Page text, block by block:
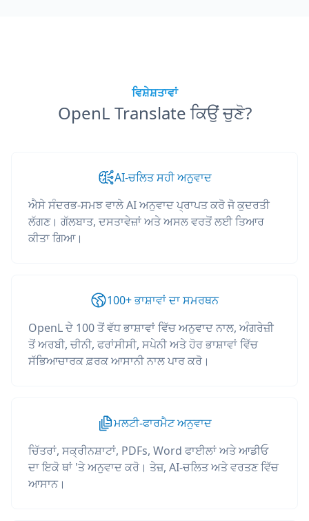
ਵਿਸ਼ੇਸ਼ਤਾਵਾਂ
OpenL Translate ਕਿਉਂ ਚੁਣੋ?
AI-ਚਲਿਤ ਸਹੀ ਅਨੁਵਾਦ
ਐਸੇ ਸੰਦਰਭ-ਸਮਝ ਵਾਲੇ AI ਅਨੁਵਾਦ ਪ੍ਰਾਪਤ ਕਰੋ ਜੋ ਕੁਦਰਤੀ
ਲੱਗਣ। ਗੱਲਬਾਤ, ਦਸਤਾਵੇਜ਼ਾਂ ਅਤੇ ਅਸਲ ਵਰਤੋਂ ਲਈ ਤਿਆਰ
ਕੀਤਾ ਗਿਆ।
100+ ਭਾਸ਼ਾਵਾਂ ਦਾ ਸਮਰਥਨ
OpenL ਦੇ 100 ਤੋਂ ਵੱਧ ਭਾਸ਼ਾਵਾਂ ਵਿੱਚ ਅਨੁਵਾਦ ਨਾਲ, ਅੰਗਰੇਜ਼ੀ
ਤੋਂ ਅਰਬੀ, ਚੀਨੀ, ਫਰਾਂਸੀਸੀ, ਸਪੇਨੀ ਅਤੇ ਹੋਰ ਭਾਸ਼ਾਵਾਂ ਵਿੱਚ
ਸੱਭਿਆਚਾਰਕ ਫ਼ਰਕ ਆਸਾਨੀ ਨਾਲ ਪਾਰ ਕਰੋ।
ਮਲਟੀ-ਫਾਰਮੈਟ ਅਨੁਵਾਦ
ਚਿੱਤਰਾਂ, ਸਕ੍ਰੀਨਸ਼ਾਟਾਂ, PDFs, Word ਫਾਈਲਾਂ ਅਤੇ ਆਡੀਓ
ਦਾ ਇਕੋ ਥਾਂ 'ਤੇ ਅਨੁਵਾਦ ਕਰੋ। ਤੇਜ਼, AI-ਚਲਿਤ ਅਤੇ ਵਰਤਣ ਵਿੱਚ
ਆਸਾਨ।